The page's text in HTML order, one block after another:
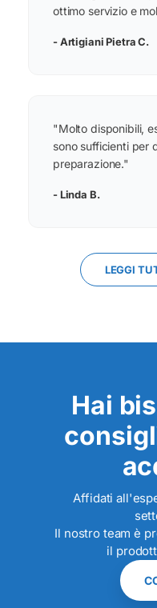
ottimo servizio e
- Artigiani Pietra C.
"Molto disponibili,
sono sufficienti per
preparazione."
- Linda B.
LEGGI
Hai
Affidati
Il nostro team è
il